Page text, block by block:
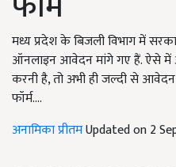
मध्य प्रदेश के बिजली विभाग में
ऑनलाइन आवेदन मांगे गए हैं. ऐसे में
करनी है, तो अभी ही जल्दी से
फॉर्म....
अनामिका प्रीतमUpdated on 2